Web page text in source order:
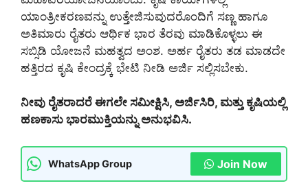
ಯಾಂತ್ರೀಕರಣವನ್ನು ಉತ್ತೇಜಿಸುವುದರೊಂದಿಗೆ ಸಣ್ಣ ಹಾಗೂ
ಅತಿಮಾರು ರೈತರು ಆರ್ಥಿಕ ಭಾರ ತೆರವು ಮಾಡಿಕೊಳ್ಳಲು ಈ
ಸಬ್ಸಿಡಿ ಯೋಜನೆ ಮಹತ್ವದ ಅಂಶ. ಅರ್ಹ ರೈತರು ತಡ ಮಾಡದೇ
ಹತ್ತಿರದ ಕೃಷಿ ಕೇಂದ್ರಕ್ಕೆ ಭೇಟಿ ನೀಡಿ ಅರ್ಜಿ ಸಲ್ಲಿಸಬೇಕು.
ನೀವು ರೈತರಾದರೆ ಈಗಲೇ ಸಮೀಕ್ಷಿಸಿ, ಅರ್ಜಿಸಿರಿ, ಮತ್ತು ಕೃಷಿಯಲ್ಲಿ
ಹಣಕಾಸು ಭಾರಮುಕ್ತಿಯನ್ನು ಅನುಭವಿಸಿ.
WhatsApp Group Join Now